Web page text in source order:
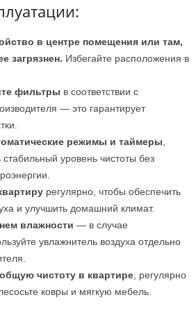
в центре помещения или там,
загрязнен. Избегайте расположения в
фильтры в соответствии с
— это гарантирует
режимы и таймеры
уровень чистоты без
регулярно, чтобы обеспечить
и улучшить домашний климат.
влажности — в случае
увлажнитель воздуха отдельно
чистоту в квартире , регулярно
ковры и мягкую мебель.